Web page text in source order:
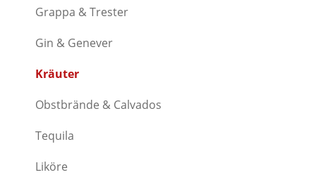
Grappa & Trester
Gin & Genever
Kräuter
Obstbrände & Calvados
Tequila
Liköre